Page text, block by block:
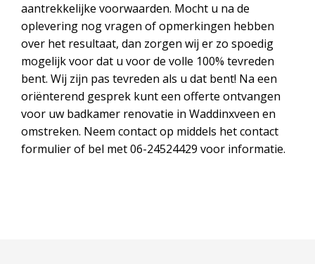
aantrekkelijke voorwaarden. Mocht u na de
oplevering nog vragen of opmerkingen hebben
over het resultaat, dan zorgen wij er zo spoedig
mogelijk voor dat u voor de volle 100% tevreden
bent. Wij zijn pas tevreden als u dat bent! Na een
oriënterend gesprek kunt een offerte ontvangen
voor uw badkamer renovatie in Waddinxveen en
omstreken. Neem contact op middels het contact
formulier of bel met 06-24524429 voor informatie.